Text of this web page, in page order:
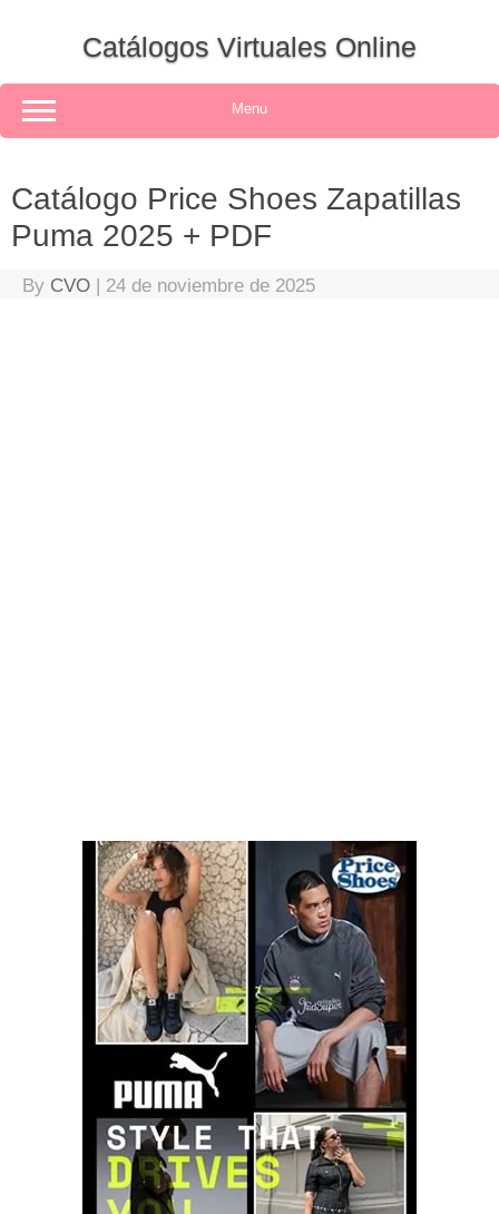
Catálogos Virtuales Online
Menu
Catálogo Price Shoes Zapatillas
Puma 2025 + PDF
By CVO | 24 de noviembre de 2025